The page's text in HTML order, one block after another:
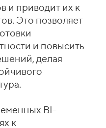
и приводит их к
Это позволяет
и повысить
делая
BI-
к